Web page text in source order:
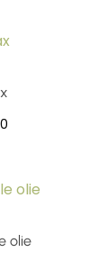
Prijsklasse:
olie